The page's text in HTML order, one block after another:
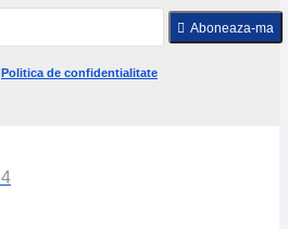
Aboneaza-ma
Politica de confidentialitate